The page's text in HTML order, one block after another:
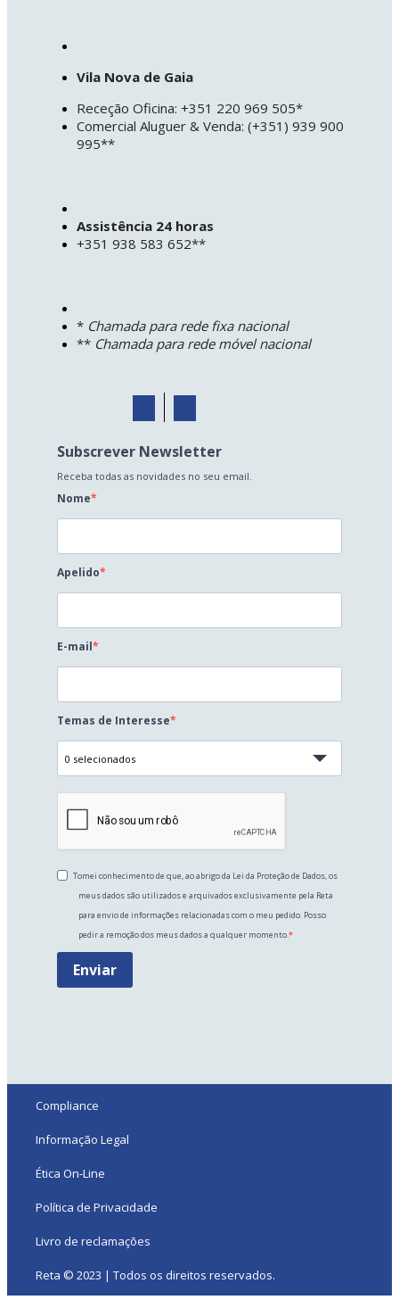
Vila Nova de Gaia
Receção Oficina: +351 220 969 505*
Comercial Aluguer & Venda: (+351) 939 900
995**
Assistência 24 horas
+351 938 583 652**
* Chamada para rede fixa nacional
** Chamada para rede móvel nacional
Subscrever Newsletter
Receba todas as novidades no seu email.
Nome
Apelido
E-mail
Temas de Interesse
0 selecionados
Tomei conhecimento de que, ao abrigo da Lei da Proteção de Dados, os
meus dados são utilizados e arquivados exclusivamente pela Reta
para envio de informações relacionadas com o meu pedido. Posso
pedir a remoção dos meus dados a qualquer momento.
Enviar
Compliance
Informação Legal
Ética On-Line
Política de Privacidade
Livro de reclamações
Reta © 2023 | Todos os direitos reservados.